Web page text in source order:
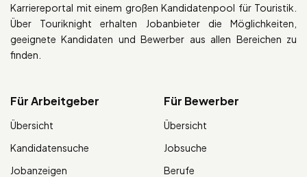
Karriereportal mit einem großen Kandidatenpool für Touristik.
Über Touriknight erhalten Jobanbieter die Möglichkeiten,
geeignete Kandidaten und Bewerber aus allen Bereichen zu
finden.
Für Arbeitgeber
Übersicht
Kandidatensuche
Jobanzeigen
Für Bewerber
Übersicht
Jobsuche
Berufe